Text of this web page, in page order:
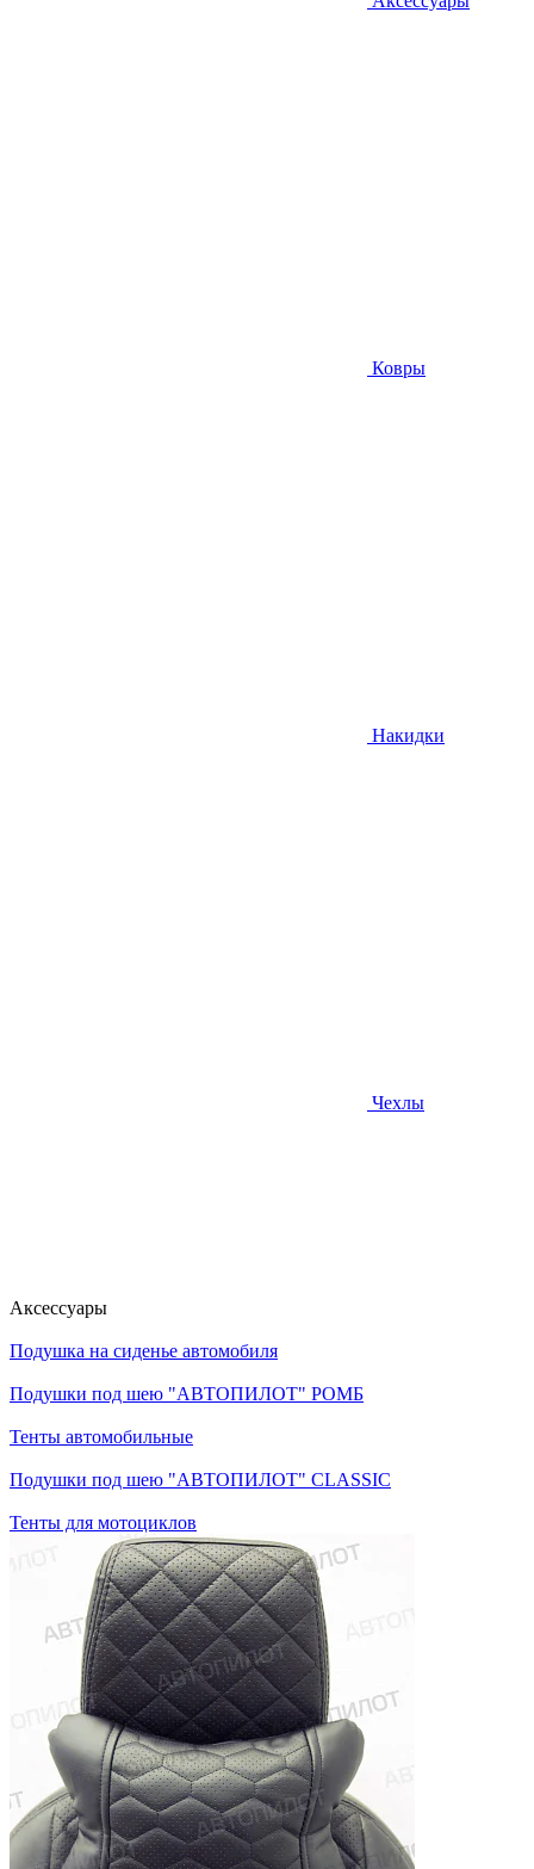
Ковры
Накидки
Чехлы
Аксессуары
Подушка на сиденье автомобиля
Подушки под шею "АВТОПИЛОТ" РОМБ
Тенты автомобильные
Подушки под шею "АВТОПИЛОТ" CLASSIC
Тенты для мотоциклов